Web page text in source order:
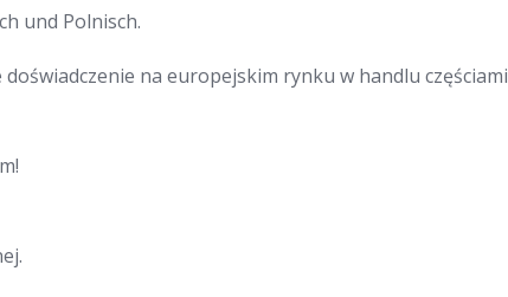
und Polnisch.
na europejskim rynku w handlu częściami